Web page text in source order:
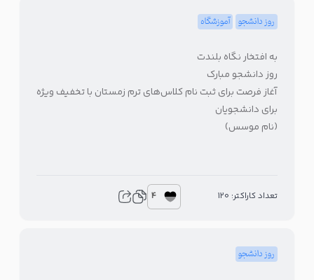
روز دانشجو آموزشگاه
به افتخار نگاه بلندت
روز دانشجو مبارک
آغاز فرصت برای ثبت نام کلاس‌های ترم زمستان با تخفیف ویژه
برای دانشجویان
(نام موسس)
تعداد کاراکتر: 120 4
روز دانشجو